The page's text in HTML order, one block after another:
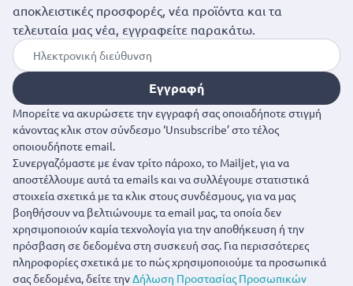
αποκλειστικές προσφορές, νέα προϊόντα και τα
τελευταία μας νέα, εγγραφείτε παρακάτω.
Εγγραφή
Μπορείτε να ακυρώσετε την εγγραφή σας οποιαδήποτε στιγμή
κάνοντας κλικ στον σύνδεσμο ‘Unsubscribe’ στο τέλος
οποιουδήποτε email.
Συνεργαζόμαστε με έναν τρίτο πάροχο, το Mailjet, για να
αποστέλλουμε αυτά τα emails και να συλλέγουμε στατιστικά
στοιχεία σχετικά με τα κλικ στους συνδέσμους, για να μας
βοηθήσουν να βελτιώνουμε τα email μας, τα οποία δεν
χρησιμοποιούν καμία τεχνολογία για την αποθήκευση ή την
πρόσβαση σε δεδομένα στη συσκευή σας. Για περισσότερες
πληροφορίες σχετικά με το πώς χρησιμοποιούμε τα προσωπικά
σας δεδομένα, δείτε τηνΔήλωση Προστασίας Προσωπικών